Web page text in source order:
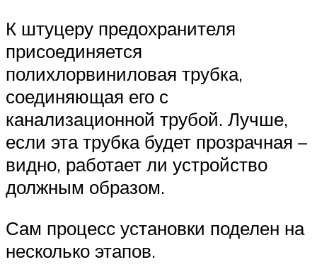
К штуцеру предохранителя
присоединяется
полихлорвиниловая трубка,
соединяющая его с
канализационной трубой. Лучше,
если эта трубка будет прозрачная –
видно, работает ли устройство
должным образом.
Сам процесс установки поделен на
несколько этапов.